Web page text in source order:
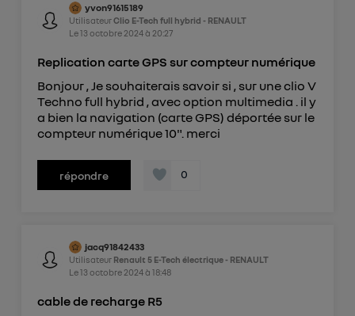
yvon91615189
UtilisateurClio E-Tech full hybrid - RENAULT
Le13 octobre 2024à 20:27
Replication carte GPS sur compteur numérique
Bonjour , Je souhaiterais savoir si , sur une clio V
Techno full hybrid , avec option multimedia . il y
a bien la navigation (carte GPS) déportée sur le
compteur numérique 10". merci
répondre 0
jacq91842433
Utilisateur Renault 5 E-Tech électrique - RENAULT
Le13 octobre 2024à 18:48
cable de recharge R5